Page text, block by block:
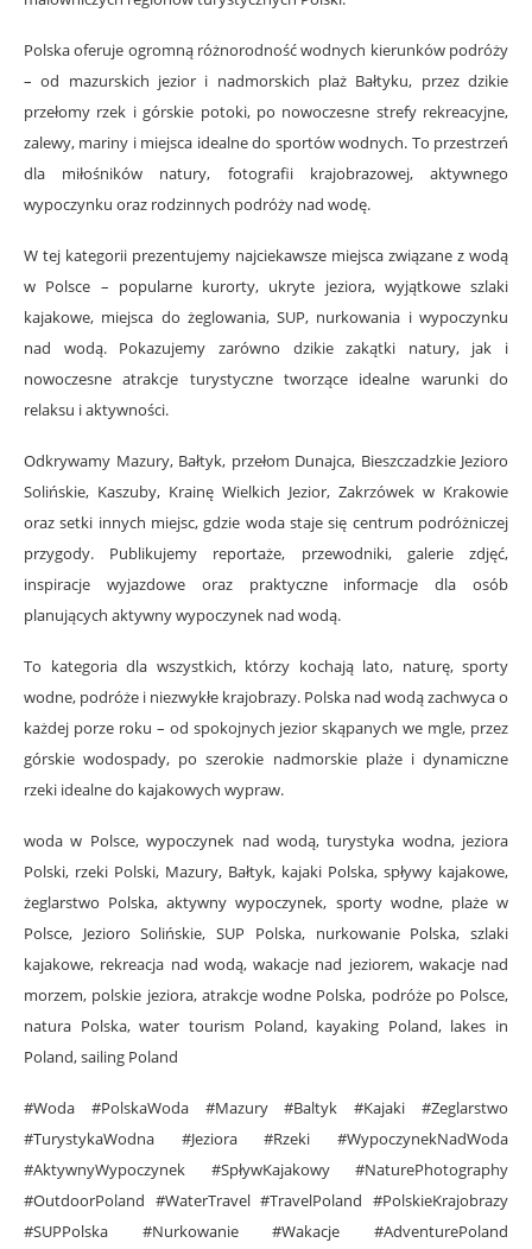
Polska oferuje ogromną różnorodność wodnych kierunków podróży
– od mazurskich jezior i nadmorskich plaż Bałtyku, przez dzikie
przełomy rzek i górskie potoki, po nowoczesne strefy rekreacyjne,
zalewy, mariny i miejsca idealne do sportów wodnych. To przestrzeń
dla miłośników natury, fotografii krajobrazowej, aktywnego
wypoczynku oraz rodzinnych podróży nad wodę.
W tej kategorii prezentujemy najciekawsze miejsca związane z wodą
w Polsce – popularne kurorty, ukryte jeziora, wyjątkowe szlaki
kajakowe, miejsca do żeglowania, SUP, nurkowania i wypoczynku
nad wodą. Pokazujemy zarówno dzikie zakątki natury, jak i
nowoczesne atrakcje turystyczne tworzące idealne warunki do
relaksu i aktywności.
Odkrywamy Mazury, Bałtyk, przełom Dunajca, Bieszczadzkie Jezioro
Solińskie, Kaszuby, Krainę Wielkich Jezior, Zakrzówek w Krakowie
oraz setki innych miejsc, gdzie woda staje się centrum podróżniczej
przygody. Publikujemy reportaże, przewodniki, galerie zdjęć,
inspiracje wyjazdowe oraz praktyczne informacje dla osób
planujących aktywny wypoczynek nad wodą.
To kategoria dla wszystkich, którzy kochają lato, naturę, sporty
wodne, podróże i niezwykłe krajobrazy. Polska nad wodą zachwyca o
każdej porze roku – od spokojnych jezior skąpanych we mgle, przez
górskie wodospady, po szerokie nadmorskie plaże i dynamiczne
rzeki idealne do kajakowych wypraw.
woda w Polsce, wypoczynek nad wodą, turystyka wodna, jeziora
Polski, rzeki Polski, Mazury, Bałtyk, kajaki Polska, spływy kajakowe,
żeglarstwo Polska, aktywny wypoczynek, sporty wodne, plaże w
Polsce, Jezioro Solińskie, SUP Polska, nurkowanie Polska, szlaki
kajakowe, rekreacja nad wodą, wakacje nad jeziorem, wakacje nad
morzem, polskie jeziora, atrakcje wodne Polska, podróże po Polsce,
natura Polska, water tourism Poland, kayaking Poland, lakes in
Poland, sailing Poland
#Woda #PolskaWoda #Mazury #Baltyk #Kajaki #Zeglarstwo
#TurystykaWodna #Jeziora #Rzeki #WypoczynekNadWoda
#AktywnyWypoczynek #SpływKajakowy #NaturePhotography
#OutdoorPoland #WaterTravel #TravelPoland #PolskieKrajobrazy
#SUPPolska #Nurkowanie #Wakacje #AdventurePoland